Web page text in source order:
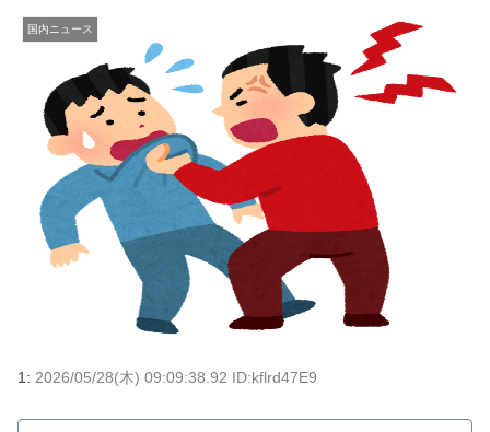
国内ニュース
1: 2026/05/28(木) 09:09:38.92 ID:kflrd47E9